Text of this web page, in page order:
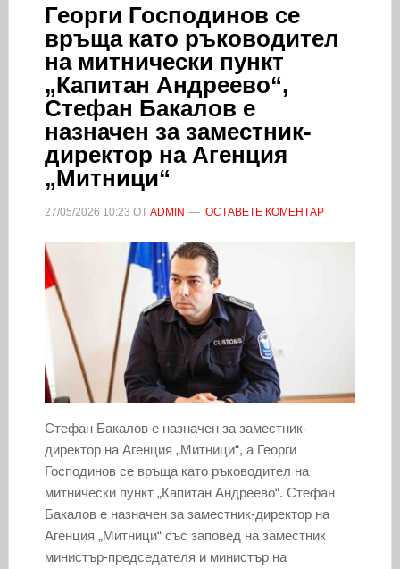
Георги Господинов се
връща като ръководител
на митнически пункт
„Капитан Андреево“,
Стефан Бакалов е
назначен за заместник-
директор на Агенция
„Митници“
27/05/2026 10:23 ОТ ADMIN ОСТАВЕТЕ КОМЕНТАР
Стефан Бакалов е назначен за заместник-
директор на Агенция „Митници“, а Георги
Господинов се връща като ръководител на
митнически пункт „Капитан Андреево“. Стефан
Бакалов е назначен за заместник-директор на
Агенция „Митници“ със заповед на заместник
министър-председателя и министър на